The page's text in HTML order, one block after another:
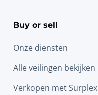
Buy or sell
Onze diensten
Alle veilingen bekijken
Verkopen met Surplex